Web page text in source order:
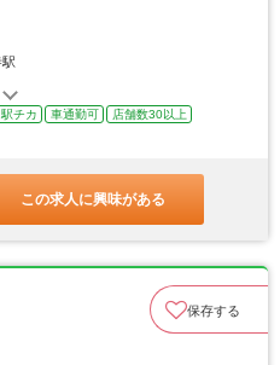
駅チカ 車通勤可
店舗数30以上
この求人に興味がある
保存する